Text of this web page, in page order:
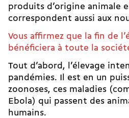
produits d’origine animale
correspondent aussi aux
Vous affirmez que la fin de
bénéficiera à toute la
Tout d’abord, l’élevage
pandémies. Il est en un
zoonoses, ces maladies
Ebola) qui passent des
humains.